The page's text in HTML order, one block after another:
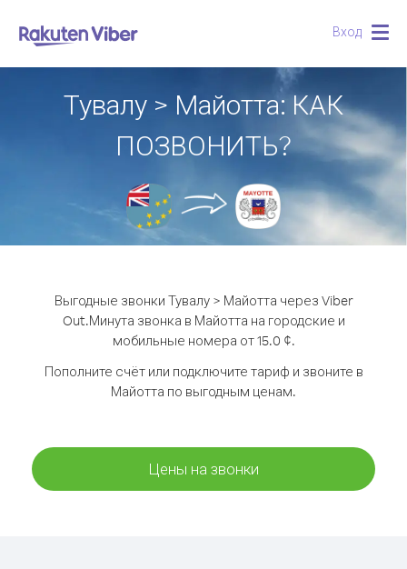
Вход
Тувалу > Майотта: КАК
ПОЗВОНИТЬ?
Выгодные звонки Тувалу > Майотта через Viber
Out.Минута звонка в Майотта на городские и
мобильные номера от 15.0 ¢.
Пополните счёт или подключите тариф и звоните в
Майотта по выгодным ценам.
Цены на звонки